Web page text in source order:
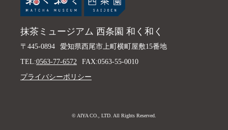
抹茶ミュージアム 西条園 和く和く
〒445-0894
愛知県西尾市上町横町屋敷15番地
TEL:0563-77-6572
FAX:0563-55-0010
プライバシーポリシー
© AIYA CO., LTD. All Rights Reserved.